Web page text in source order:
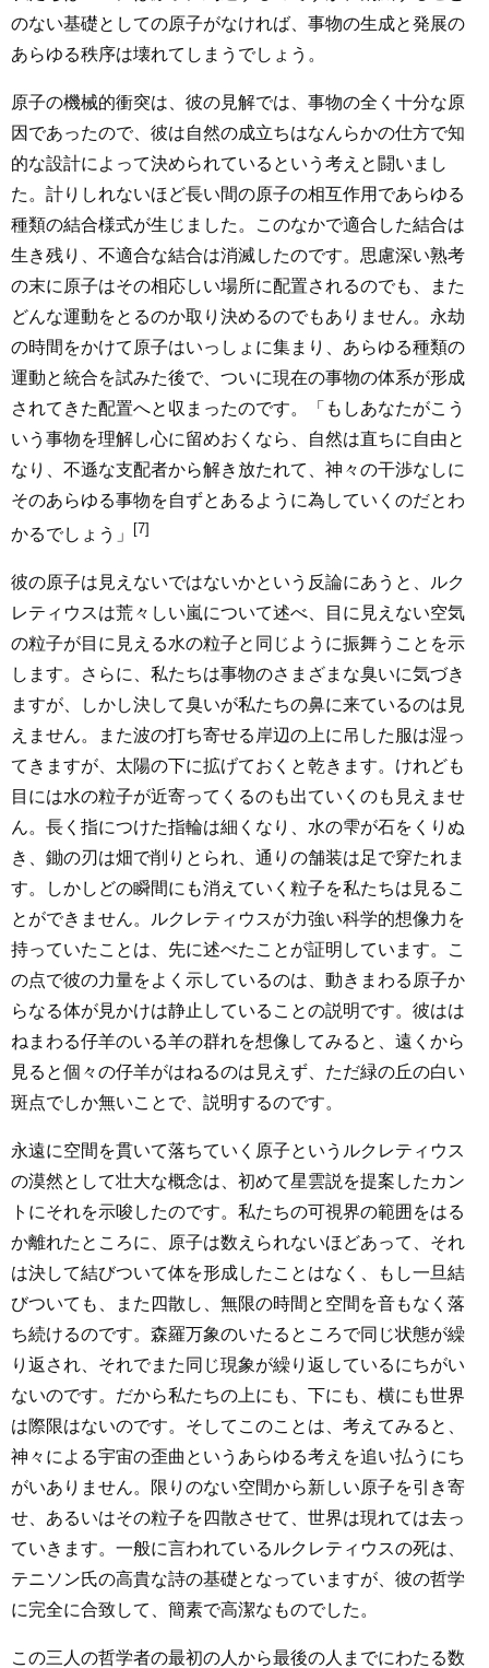
のない基礎としての原子がなければ、事物の生成と発展の
あらゆる秩序は壊れてしまうでしょう。
原子の機械的衝突は、彼の見解では、事物の全く十分な原
因であったので、彼は自然の成立ちはなんらかの仕方で知
的な設計によって決められているという考えと闘いまし
た。計りしれないほど長い間の原子の相互作用であらゆる
種類の結合様式が生じました。このなかで適合した結合は
生き残り、不適合な結合は消滅したのです。思慮深い熟考
の末に原子はその相応しい場所に配置されるのでも、また
どんな運動をとるのか取り決めるのでもありません。永劫
の時間をかけて原子はいっしょに集まり、あらゆる種類の
運動と統合を試みた後で、ついに現在の事物の体系が形成
されてきた配置へと収まったのです。「もしあなたがこう
いう事物を理解し心に留めおくなら、自然は直ちに自由と
なり、不遜な支配者から解き放たれて、神々の干渉なしに
そのあらゆる事物を自ずとあるように為していくのだとわ
かるでしょう」
[7]
彼の原子は見えないではないかという反論にあうと、ルク
レティウスは荒々しい嵐について述べ、目に見えない空気
の粒子が目に見える水の粒子と同じように振舞うことを示
します。さらに、私たちは事物のさまざまな臭いに気づき
ますが、しかし決して臭いが私たちの鼻に来ているのは見
えません。また波の打ち寄せる岸辺の上に吊した服は湿っ
てきますが、太陽の下に拡げておくと乾きます。けれども
目には水の粒子が近寄ってくるのも出ていくのも見えませ
ん。長く指につけた指輪は細くなり、水の雫が石をくりぬ
き、鋤の刃は畑で削りとられ、通りの舗装は足で穿たれま
す。しかしどの瞬間にも消えていく粒子を私たちは見るこ
とができません。ルクレティウスが力強い科学的想像力を
持っていたことは、先に述べたことが証明しています。こ
の点で彼の力量をよく示しているのは、動きまわる原子か
らなる体が見かけは静止していることの説明です。彼はは
ねまわる仔羊のいる羊の群れを想像してみると、遠くから
見ると個々の仔羊がはねるのは見えず、ただ緑の丘の白い
斑点でしか無いことで、説明するのです。
永遠に空間を貫いて落ちていく原子というルクレティウス
の漠然として壮大な概念は、初めて星雲説を提案したカン
トにそれを示唆したのです。私たちの可視界の範囲をはる
か離れたところに、原子は数えられないほどあって、それ
は決して結びついて体を形成したことはなく、もし一旦結
びついても、また四散し、無限の時間と空間を音もなく落
ち続けるのです。森羅万象のいたるところで同じ状態が繰
り返され、それでまた同じ現象が繰り返しているにちがい
ないのです。だから私たちの上にも、下にも、横にも世界
は際限はないのです。そしてこのことは、考えてみると、
神々による宇宙の歪曲というあらゆる考えを追い払うにち
がいありません。限りのない空間から新しい原子を引き寄
せ、あるいはその粒子を四散させて、世界は現れては去っ
ていきます。一般に言われているルクレティウスの死は、
テニソン氏の高貴な詩の基礎となっていますが、彼の哲学
に完全に合致して、簡素で高潔なものでした。
この三人の哲学者の最初の人から最後の人までにわたる数